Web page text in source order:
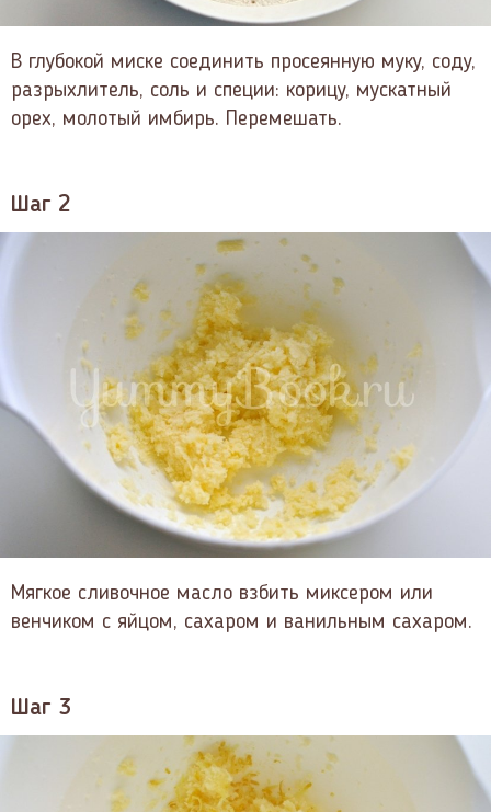
В глубокой миске соединить просеянную муку, соду,
разрыхлитель, соль и специи: корицу, мускатный
орех, молотый имбирь. Перемешать.
Шаг 2
Мягкое сливочное масло взбить миксером или
венчиком с яйцом, сахаром и ванильным сахаром.
Шаг 3